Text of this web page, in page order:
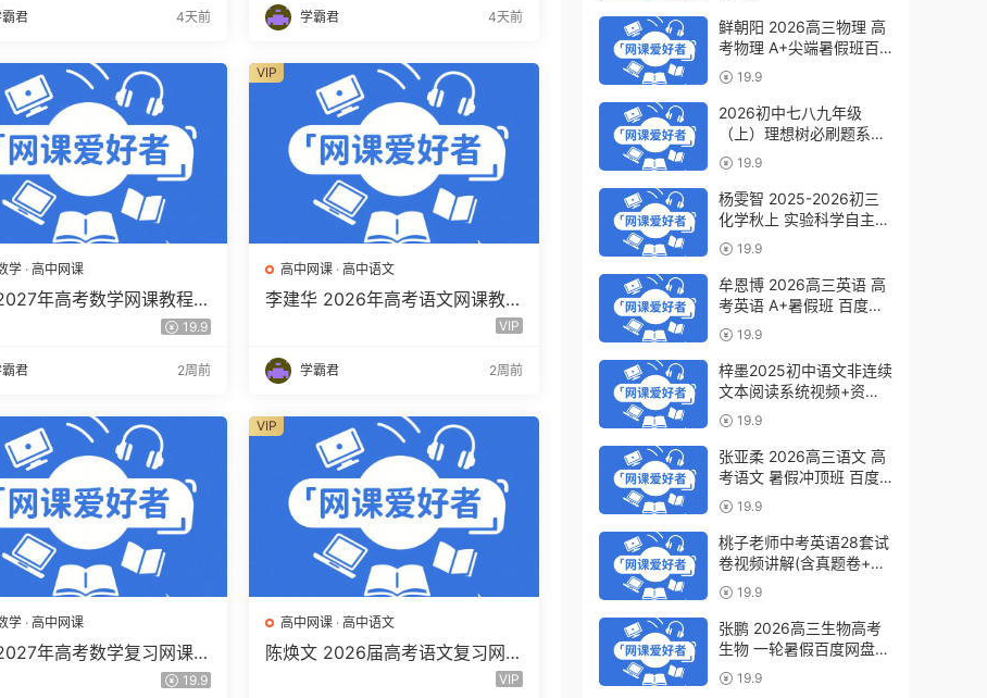
君 4天前 学霸君 4天前
学· 高中网课
年高考数学网课教程
学 一轮复习暑假班视频教
19.9
君 2周前
高中网课 ·高中语文
李建华 2026年高考语文网课教
程 高三语文 a+二三轮复习视频VIP
学霸君 2周前
VIP
学· 高中网课
年高考数学复习网课教
数学 一轮复习视频教程19.9
高中网课 ·高中语文
陈焕文 2026届高考语文复习网
课 高三语文 一二三轮视频课程全
VIP
VIP
鲜朝阳 2026高三物理 高
考物理 A+尖端暑假班百
度网盘下载
19.9
2026初中七八九年级
（上）理想树必刷题系列
百度网盘下载
19.9
杨雯智 2025-2026初三
化学秋上 实验科学自主学
习·TY·S（3期）百度网盘
下载
19.9
牟恩博 2026高三英语 高
考英语 A+暑假班 百度网
盘下载
19.9
梓墨2025初中语文非连续
文本阅读系统视频+资料
(第六季)百度网盘下载
19.9
张亚柔 2026高三语文 高
考语文 暑假冲顶班 百度
网盘下载
19.9
桃子老师中考英语28套试
卷视频讲解(含真题卷+模
拟卷)百度网盘下载
19.9
张鹏 2026高三生物高考
生物 一轮暑假百度网盘下
载 19.9